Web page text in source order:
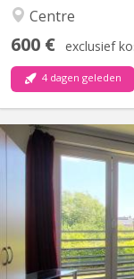
Centre
600 € exclusief
4 dagen geleden
Situé à Gembloux
la Neuve. Joli petit
seule ou